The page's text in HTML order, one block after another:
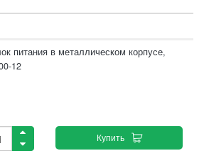
питания в металлическом корпусе,
12
Купить